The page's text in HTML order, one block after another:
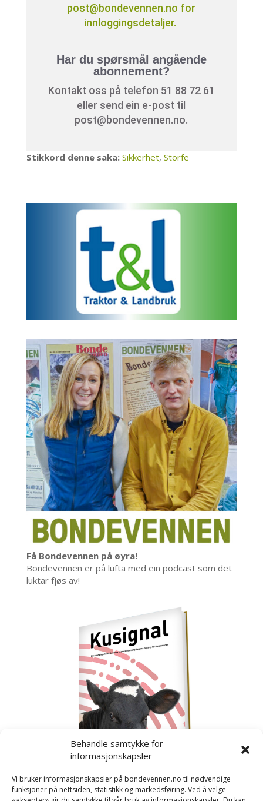
Behandle samtykke for
informasjonskapsler
Vi bruker informasjonskapsler på bondevennen.no til nødvendige
funksjoner på nettsiden, statistikk og markedsføring. Ved å velge
post@bondevennen.no for
innloggingsdetaljer.
Har du spørsmål angående
abonnement?
Kontakt oss på telefon 51 88 72 61
eller send ein e-post til
post@bondevennen.no.
Stikkord denne saka: Sikkerhet, Storfe
Få Bondevennen på øyra!
Bondevennen er på lufta med ein podcast som det
luktar fjøs av!